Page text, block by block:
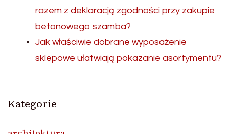
razem z deklaracją zgodności przy zakupie
betonowego szamba?
Jak właściwie dobrane wyposażenie
sklepowe ułatwiają pokazanie asortymentu?
Kategorie